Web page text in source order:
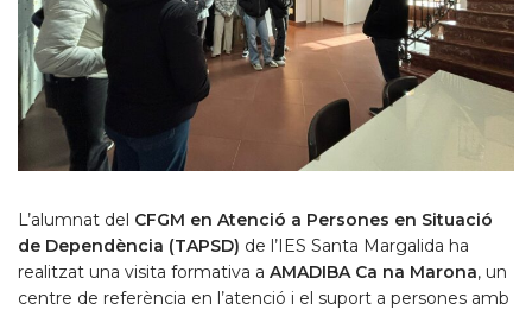
L’alumnat del CFGM en Atenció a Persones en Situació
de Dependència (TAPSD) de l’IES Santa Margalida ha
realitzat una visita formativa a AMADIBA Ca na Marona, un
centre de referència en l’atenció i el suport a persones amb